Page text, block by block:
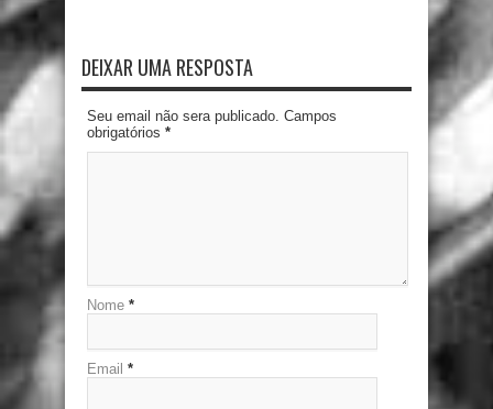
DEIXAR UMA RESPOSTA
Seu email não sera publicado. Campos
obrigatórios *
Nome *
Email *